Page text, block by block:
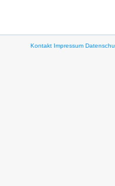
Kontakt Impressum